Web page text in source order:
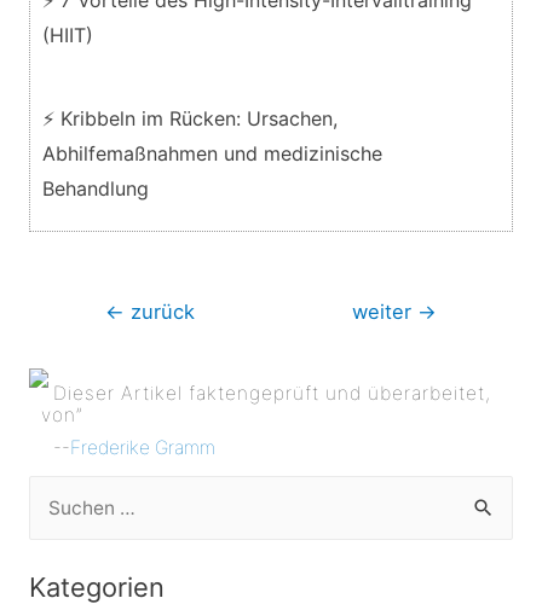
(HIIT)
⚡ Kribbeln im Rücken: Ursachen,
Abhilfemaßnahmen und medizinische
Behandlung
Beitragsnavigation
← zurück weiter →
Dieser Artikel faktengeprüft und überarbeitet,
von”
--Frederike Gramm
Kategorien